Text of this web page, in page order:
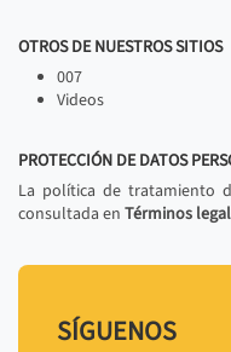
OTROS DE NUESTROS SITIOS
007
Videos
PROTECCIÓN DE DATOS
La política de tratamiento
consultada en Términos
SÍGUENOS